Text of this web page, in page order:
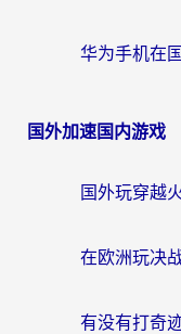
国外加速国内游戏